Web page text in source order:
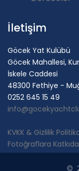
İletişim
Göcek Yat Kulübü
Göcek Mahallesi,
İskele Caddesi
48300 Fethiye -
0252 645 15 49
KVKK & Gizlilik
Fotoğraflara
©